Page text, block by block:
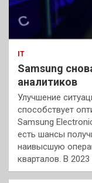
IT
Samsung
аналитиков
Улучшение
способствует
Samsung
есть шансы
наивысшую
кварталов. В